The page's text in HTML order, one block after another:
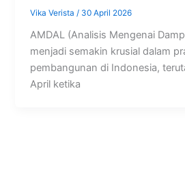
Vika Verista / 30 April 2026
AMDAL (Analisis Mengenai
menjadi semakin krusial dalam
pembangunan di Indonesia,
April ketika